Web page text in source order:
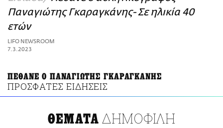
ΑΜΠΑ
PRINT
Παναγιώτης Γκαραγκάνης- Σε ηλικία 40
ετών
LIFO NEWSROOM
7.3.2023
ΠΕΘΑΝΕ Ο ΠΑΝΑΓΙΩΤΗΣ ΓΚΑΡΑΓΚΑΝΗΣ
ΠΡΟΣΦΑΤΕΣ ΕΙΔΗΣΕΙΣ
ΘΕΜΑΤΑ ΔΗΜΟΦΙΛΗ